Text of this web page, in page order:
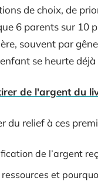
de choix, de
6 parents sur 10
souvent par
se heurte
de l'argent du
du relief à ces
de l’argent
ressources et